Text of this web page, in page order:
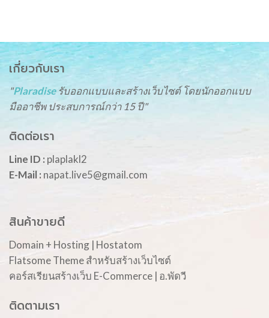
เกี่ยวกับเรา
"Plaradiseรับออกแบบและสร้างเว็บไซต์ โดยนักออกแบบ
มืออาชีพ ประสบการณ์กว่า 15 ปี"
ติดต่อเรา
Line ID : plaplakl2
E-Mail : napat.live5@gmail.com
สินค้าขายดี
Domain + Hosting | Hostatom
Flatsome Theme สำหรับสร้างเว็บไซต์
คอร์สเรียนสร้างเว็บ E-Commerce | อ.พัดวี
ติดตามเรา